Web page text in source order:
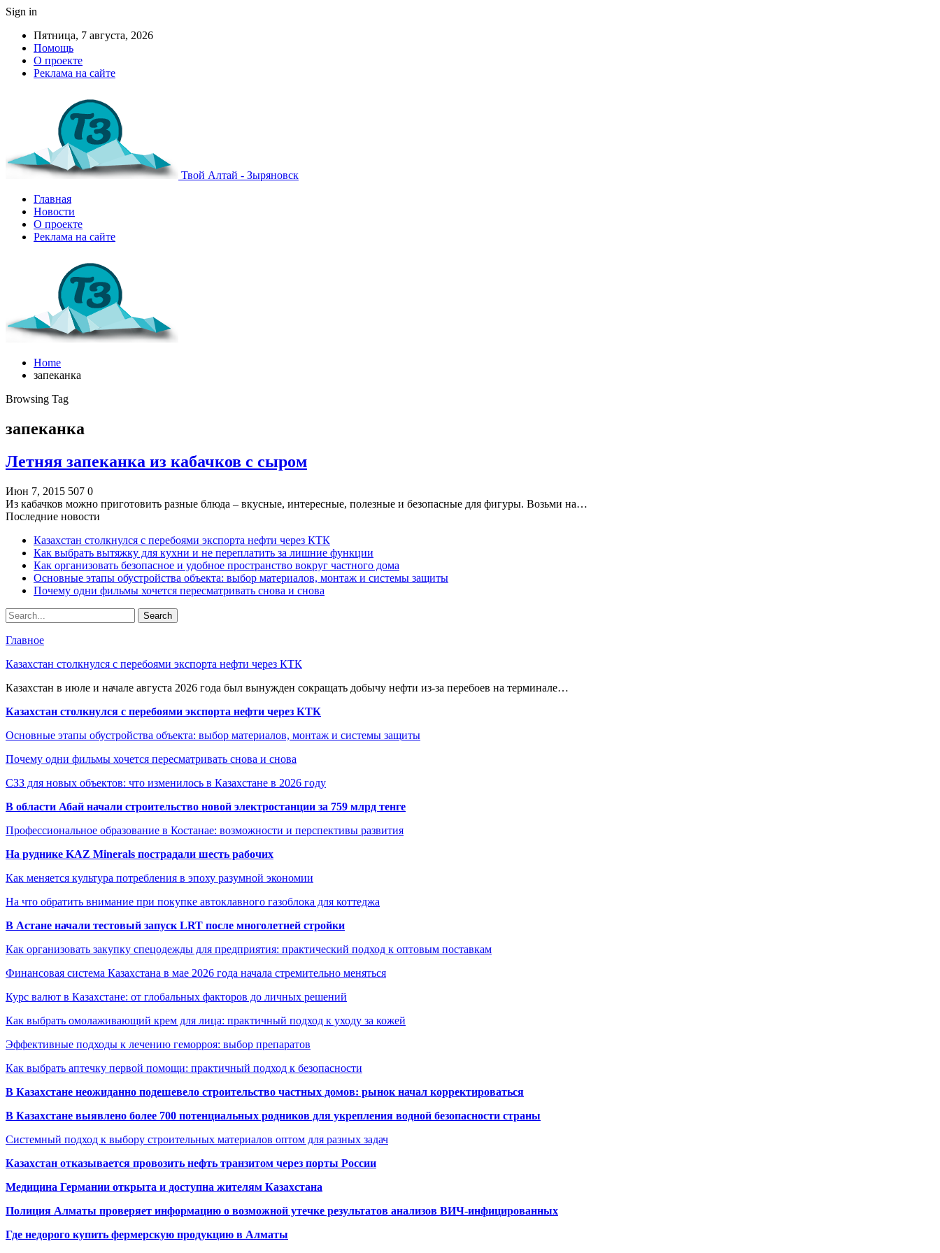
Sign in
Пятница, 7 августа, 2026
Помощь
О проекте
Реклама на сайте
Твой Алтай - Зыряновск
Главная
Новости
О проекте
Реклама на сайте
Home
запеканка
Browsing Tag
запеканка
Летняя запеканка из кабачков с сыром
Июн 7, 2015 507 0
Из кабачков можно приготовить разные блюда – вкусные, интересные, полезные и безопасные для фигуры. Возьми на…
Последние новости
Казахстан столкнулся с перебоями экспорта нефти через КТК
Как выбрать вытяжку для кухни и не переплатить за лишние функции
Как организовать безопасное и удобное пространство вокруг частного дома
Основные этапы обустройства объекта: выбор материалов, монтаж и системы защиты
Почему одни фильмы хочется пересматривать снова и снова
Главное
Казахстан столкнулся с перебоями экспорта нефти через КТК
Казахстан в июле и начале августа 2026 года был вынужден сокращать добычу нефти из-за перебоев на терминале…
Казахстан столкнулся с перебоями экспорта нефти через КТК
Основные этапы обустройства объекта: выбор материалов, монтаж и системы защиты
Почему одни фильмы хочется пересматривать снова и снова
СЗЗ для новых объектов: что изменилось в Казахстане в 2026 году
В области Абай начали строительство новой электростанции за 759 млрд тенге
Профессиональное образование в Костанае: возможности и перспективы развития
На руднике KAZ Minerals пострадали шесть рабочих
Как меняется культура потребления в эпоху разумной экономии
На что обратить внимание при покупке автоклавного газоблока для коттеджа
В Астане начали тестовый запуск LRT после многолетней стройки
Как организовать закупку спецодежды для предприятия: практический подход к оптовым поставкам
Финансовая система Казахстана в мае 2026 года начала стремительно меняться
Курс валют в Казахстане: от глобальных факторов до личных решений
Как выбрать омолаживающий крем для лица: практичный подход к уходу за кожей
Эффективные подходы к лечению геморроя: выбор препаратов
Как выбрать аптечку первой помощи: практичный подход к безопасности
В Казахстане неожиданно подешевело строительство частных домов: рынок начал корректироваться
В Казахстане выявлено более 700 потенциальных родников для укрепления водной безопасности страны
Системный подход к выбору строительных материалов оптом для разных задач
Казахстан отказывается провозить нефть транзитом через порты России
Медицина Германии открыта и доступна жителям Казахстана
Полиция Алматы проверяет информацию о возможной утечке результатов анализов ВИЧ-инфицированных
Где недорого купить фермерскую продукцию в Алматы